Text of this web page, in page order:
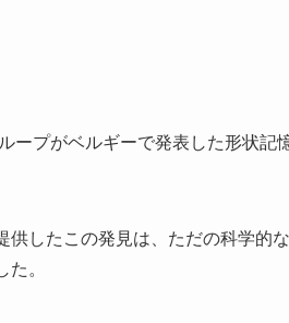
ープがベルギーで発表した形状
供したこの発見は、ただの科学的
た。